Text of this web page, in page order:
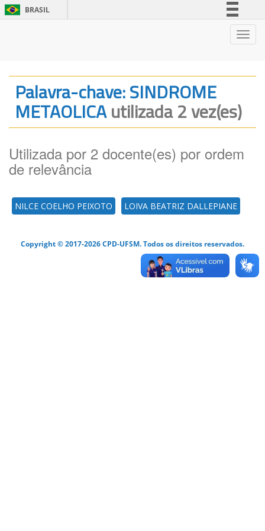
BRASIL
Legislação
Canais
Palavra-chave: SINDROME
METAOLICAutilizada 2 vez(es)
Utilizada por 2 docente(es) por ordem
de relevância
NILCE COELHO PEIXOTO LOIVA BEATRIZ DALLEPIANE
Copyright © 2017-2026 CPD-UFSM. Todos os direitos reservados.